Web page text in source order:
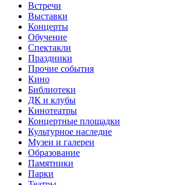
Встречи
Выставки
Концерты
Обучение
Спектакли
Праздники
Прочие события
Кино
Библиотеки
ДК и клубы
Кинотеатры
Концертные площадки
Культурное наследие
Музеи и галереи
Образование
Памятники
Парки